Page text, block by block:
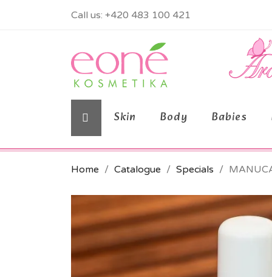
Call us: +420 483 100 421
Skin Body Babies
Home Catalogue Specials